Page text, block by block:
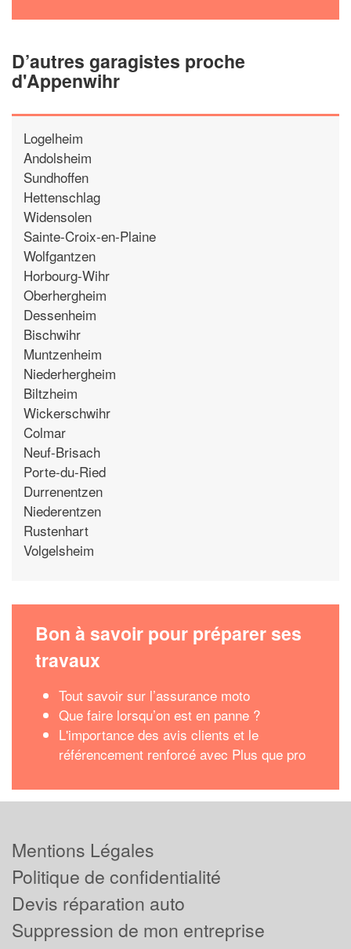
D’autres garagistes proche
d'Appenwihr
Logelheim
Andolsheim
Sundhoffen
Hettenschlag
Widensolen
Sainte-Croix-en-Plaine
Wolfgantzen
Horbourg-Wihr
Oberhergheim
Dessenheim
Bischwihr
Muntzenheim
Niederhergheim
Biltzheim
Wickerschwihr
Colmar
Neuf-Brisach
Porte-du-Ried
Durrenentzen
Niederentzen
Rustenhart
Volgelsheim
Bon à savoir pour préparer ses
travaux
Tout savoir sur l’assurance moto
Que faire lorsqu’on est en panne ?
L'importance des avis clients et le
référencement renforcé avec Plus que pro
Mentions Légales
Politique de confidentialité
Devis réparation auto
Suppression de mon entreprise